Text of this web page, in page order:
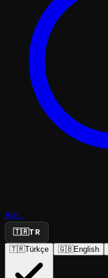
Ara...
🇹🇷TR
🇹🇷Türkçe 🇬🇧English